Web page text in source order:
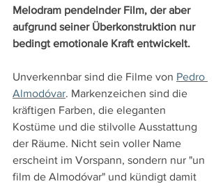
Melodram pendelnder Film, der aber
aufgrund seiner Überkonstruktion nur
bedingt emotionale Kraft entwickelt.
Unverkennbar sind die Filme von Pedro
Almodóvar. Markenzeichen sind die
kräftigen Farben, die eleganten
Kostüme und die stilvolle Ausstattung
der Räume. Nicht sein voller Name
erscheint im Vorspann, sondern nur "un
film de Almodóvar" und kündigt damit